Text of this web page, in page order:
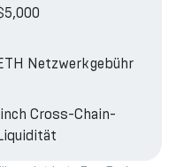
Netzwerkgebühr
Cross-Chain-